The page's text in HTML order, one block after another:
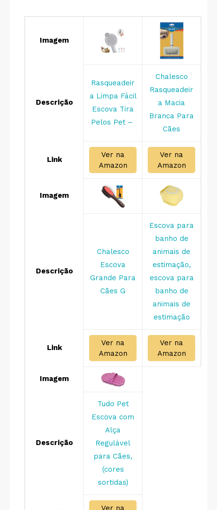
Imagem
Descrição
Rasqueadeir
a Limpa Fácil
Escova Tira
Pelos Pet –
Chalesco
Rasqueadeir
a Macia
Branca Para
Cães
Link
Ver na
Amazon
Ver na
Amazon
Imagem
Descrição
Chalesco
Escova
Grande Para
Cães G
Escova para
banho de
animais de
estimação,
escova para
banho de
animais de
estimação
Link
Ver na
Amazon
Ver na
Amazon
Imagem
Descrição
Tudo Pet
Escova com
Alça
Regulável
para Cães,
(cores
sortidas)
Ver na